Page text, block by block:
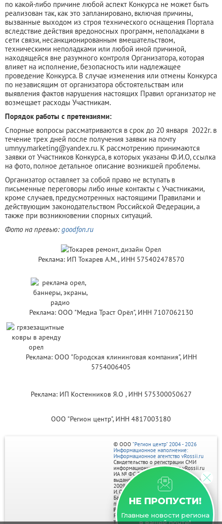
по какой-либо причине любой аспект Конкурса не может быть
реализован так, как это запланировано, включая причины,
вызванные выходом из строя технического оснащения Портала
вследствие действия вредоносных программ, неполадками в
сети связи, несанкционированным вмешательством,
техническими неполадками или любой иной причиной,
находящейся вне разумного контроля Организатора, которая
влияет на исполнение, безопасность или надлежащее
проведение Конкурса. В случае изменения или отмены Конкурса
по независящим от организатора обстоятельствам или
выявления фактов нарушения настоящих Правил организатор не
возмещает расходы Участникам.
Порядок работы с претензиями:
Спорные вопросы рассматриваются в срок до 20 января 2022г. в
течение трех дней после получения заявки на почту
umnyy.marketing@yandex.ru. К рассмотрению принимаются
заявки от Участников Конкурса, в которых указаны Ф.И.О, ссылка
на фото, полное детальное описание возникшей проблемы.
Организатор оставляет за собой право не вступать в
письменные переговоры либо иные контакты с Участниками,
кроме случаев, предусмотренных настоящими Правилами и
действующим законодательством Российской Федерации, а
также при возникновении спорных ситуаций.
Фото на превью:goodfon.ru
Реклама: ИП Токарев А.М., ИНН 575402478570
Реклама: ООО "Медиа Траст Орёл", ИНН 7107062130
Реклама: ООО "Городская клининговая компания", ИНН
5754006405
Реклама: ИП Костенников Я.О , ИНН 575300050627
ООО "Регион центр", ИНН 4817003180
НЕ ПРОПУСТИ!
Главные новости региона
© ООО "Регион центр" 2004 - 2026
Информационное наполнение:
Информационное агентство vRossii.ru
Свидетельство о регистрации СМИ
информационного агентства vRossii.ru
ИА № ФС 77‑35502
выдано РОСКОМНАДЗОРом 04 марта
2009г.
И. О. Главного редактора Нарыков А. Н.
Баннеры на портале размещаются на
правах рекламы.
Реклама на портале:
Рекламное агентство "Умный маркетинг"
тел. 7-910-267-70-40,